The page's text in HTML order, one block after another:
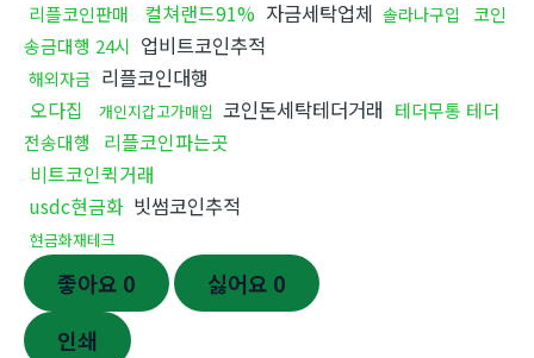
리플코인판매 컬쳐랜드91% 자금세탁업체 솔라나구입
코인
송금대행 24시 업비트코인추적
해외자금 리플코인대행
오다집
개인지갑고가매입 코인돈세탁테더거래 테더무통 테더
전송대행
리플코인파는곳
비트코인퀵거래
usdc현금화 빗썸코인추적
현금화재테크
좋아요 0 싫어요 0
인쇄